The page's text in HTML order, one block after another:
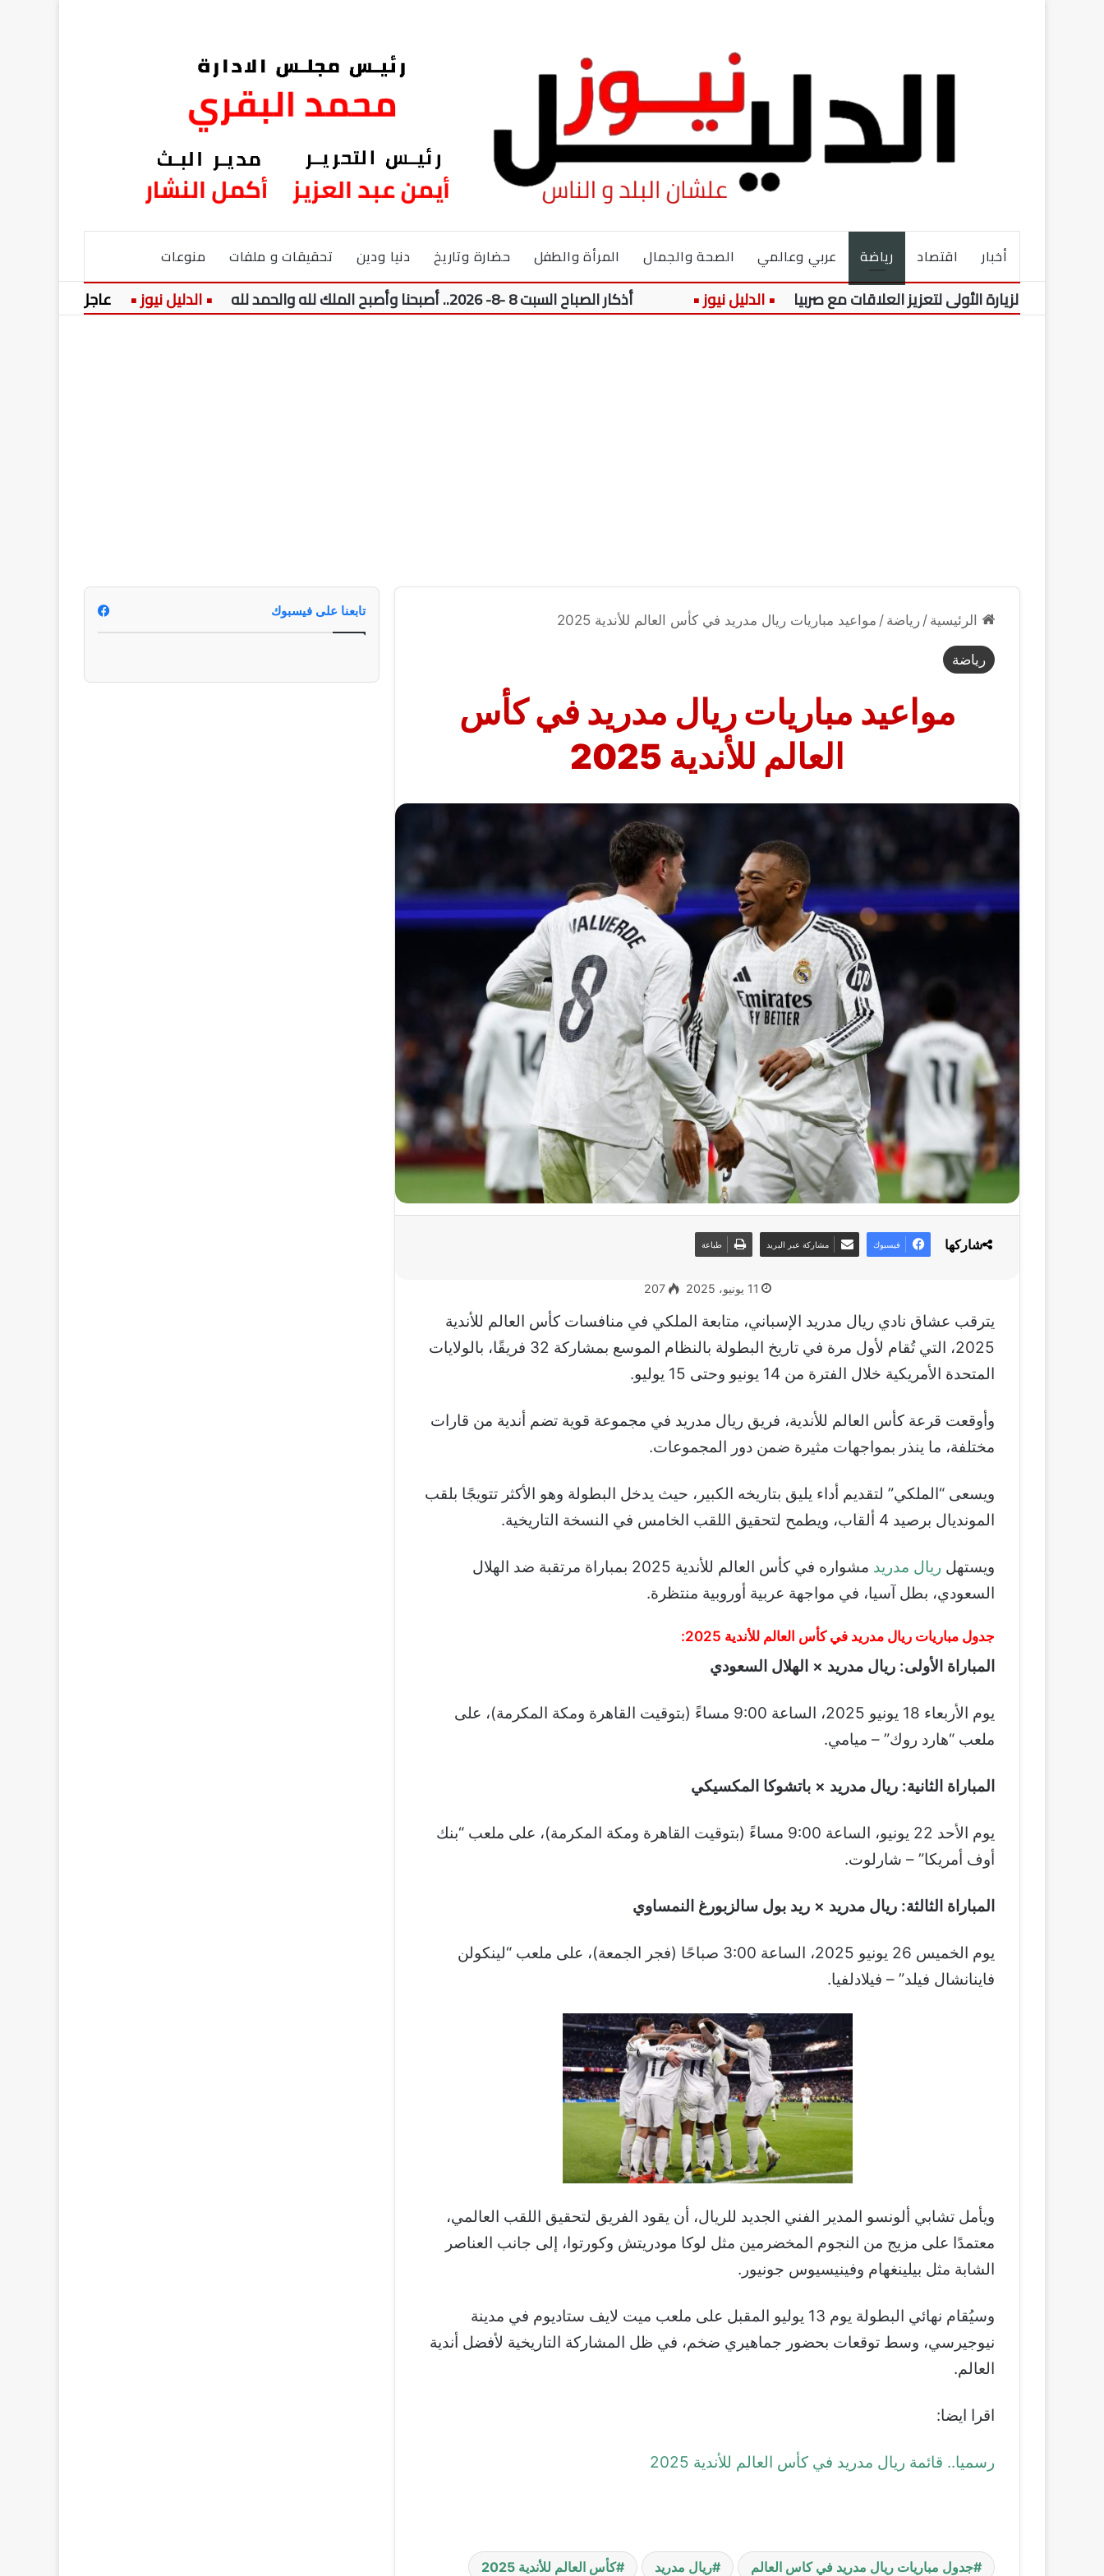
أخبار اقتصاد رياضة عربي وعالمي الصحة والجمال المرأة والطفل حضارة وتاريخ دنيا ودين تحقيقات و ملفات منوعات
الزيارة الأولى لتعزيز العلاقات مع صربيا أذكار الصباح السبت 8 -8- 2026.. أصبحنا وأصبح الملك لله والحمد لله عاجل: تفاصيل
الرئيسية / رياضة / مواعيد مباريات ريال مدريد في كأس العالم للأندية 2025
رياضة
مواعيد مباريات ريال مدريد في كأس
العالم للأندية 2025
11 يونيو، 2025 207
يترقب عشاق نادي ريال مدريد الإسباني، متابعة الملكي في منافسات كأس العالم للأندية
2025، التي تُقام لأول مرة في تاريخ البطولة بالنظام الموسع بمشاركة 32 فريقًا، بالولايات
المتحدة الأمريكية خلال الفترة من 14 يونيو وحتى 15 يوليو.
وأوقعت قرعة كأس العالم للأندية، فريق ريال مدريد في مجموعة قوية تضم أندية من قارات
مختلفة، ما ينذر بمواجهات مثيرة ضمن دور المجموعات.
ويسعى “الملكي” لتقديم أداء يليق بتاريخه الكبير، حيث يدخل البطولة وهو الأكثر تتويجًا بلقب
المونديال برصيد 4 ألقاب، ويطمح لتحقيق اللقب الخامس في النسخة التاريخية.
ويستهل ريال مدريد
مشواره في كأس العالم للأندية 2025 بمباراة مرتقبة ضد الهلال
السعودي، بطل آسيا، في مواجهة عربية أوروبية منتظرة.
جدول مباريات ريال مدريد في كأس العالم للأندية 2025:
المباراة الأولى: ريال مدريد × الهلال السعودي
يوم الأربعاء 18 يونيو 2025، الساعة 9:00 مساءً (بتوقيت القاهرة ومكة المكرمة)، على
ملعب “هارد روك” – ميامي.
المباراة الثانية: ريال مدريد × باتشوكا المكسيكي
يوم الأحد 22 يونيو، الساعة 9:00 مساءً (بتوقيت القاهرة ومكة المكرمة)، على ملعب “بنك
أوف أمريكا” – شارلوت.
المباراة الثالثة: ريال مدريد × ريد بول سالزبورغ النمساوي
يوم الخميس 26 يونيو 2025، الساعة 3:00 صباحًا (فجر الجمعة)، على ملعب “لينكولن
فاينانشال فيلد” – فيلادلفيا.
ويأمل تشابي ألونسو المدير الفني الجديد للريال، أن يقود الفريق لتحقيق اللقب العالمي،
معتمدًا على مزيج من النجوم المخضرمين مثل لوكا مودريتش وكورتوا، إلى جانب العناصر
الشابة مثل بيلينغهام وفينيسيوس جونيور.
وسيُقام نهائي البطولة يوم 13 يوليو المقبل على ملعب ميت لايف ستاديوم في مدينة
نيوجيرسي، وسط توقعات بحضور جماهيري ضخم، في ظل المشاركة التاريخية لأفضل أندية
العالم.
اقرا ايضا:
رسميا.. قائمة ريال مدريد في كأس العالم للأندية 2025
جدول مباريات ريال مدريد في كاس العالم ريال مدريد كأس العالم للأندية 2025
شاركها فيسبوك مشاركة عبر البريد طباعة
تابعنا على فيسبوك